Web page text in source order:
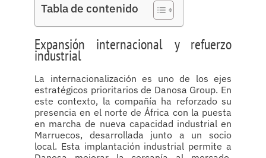
Tabla de contenido
Expansión internacional y refuerzo
industrial
La internacionalización es uno de los ejes
estratégicos prioritarios de Danosa Group. En
este contexto, la compañía ha reforzado su
presencia en el norte de África con la puesta
en marcha de nueva capacidad industrial en
Marruecos, desarrollada junto a un socio
local. Esta implantación industrial permite a